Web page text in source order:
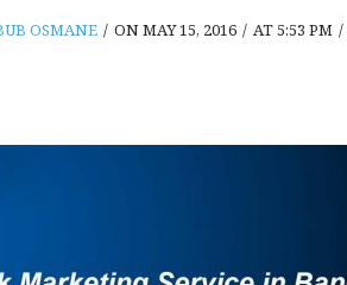
OSMANE / ON MAY 15, 2016 / AT 5:53 PM /